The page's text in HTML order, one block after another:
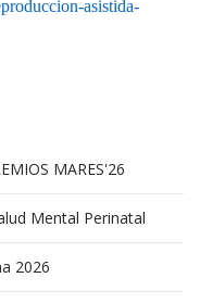
asistida-
MARES'26
Mental Perinatal
2026